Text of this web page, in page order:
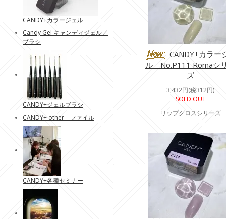
CANDY+カラー
ル No.P111 Romaシ
ズ
3,432円(税312円)
SOLD OUT
リップグロスシリーズ
CANDY+カラージェル
Candy Gel キャンディジェル／
ブラシ
CANDY+ジェルブラシ
CANDY+ other ファイル
CANDY+各種セミナー